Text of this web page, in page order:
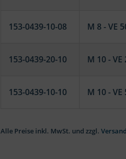
153-0439-10-08 M 8 - VE
153-0439-20-10 M 10 -
153-0439-10-10 M 10 - VE
Alle Preise inkl. MwSt. und zzgl.